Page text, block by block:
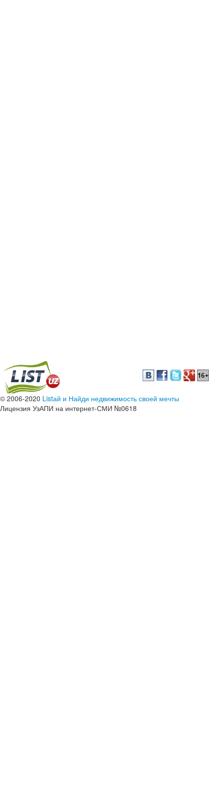
© 2006-2020 Listай и Найди недвижимость своей мечты
Лицензия УзАПИ на интернет-СМИ №0618